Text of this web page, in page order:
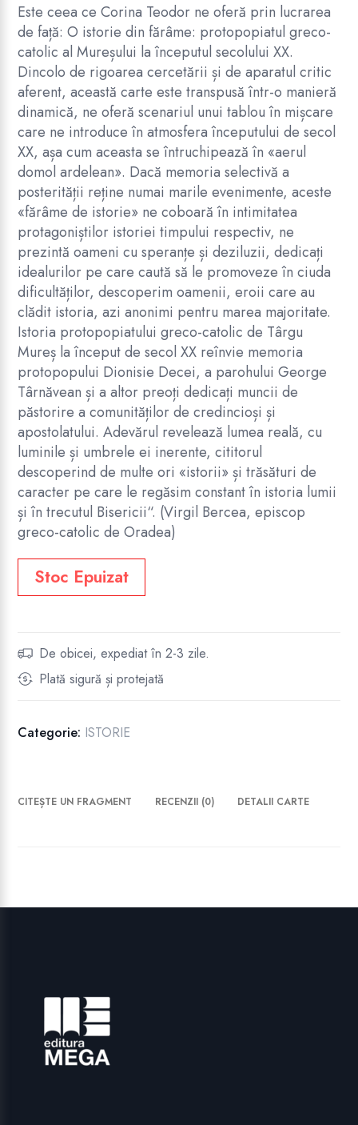
Este ceea ce Corina Teodor ne oferă prin lucrarea
de față: O istorie din fărâme: protopopiatul greco-
catolic al Mureșului la începutul secolului XX.
Dincolo de rigoarea cercetării și de aparatul critic
aferent, această carte este transpusă într-o manieră
dinamică, ne oferă scenariul unui tablou în mișcare
care ne introduce în atmosfera începutului de secol
XX, așa cum aceasta se întruchipează în «aerul
domol ardelean». Dacă memoria selectivă a
posterității reține numai marile evenimente, aceste
«fărâme de istorie» ne coboară în intimitatea
protagoniștilor istoriei timpului respectiv, ne
prezintă oameni cu speranțe și deziluzii, dedicați
idealurilor pe care caută să le promoveze în ciuda
dificultăților, descoperim oamenii, eroii care au
clădit istoria, azi anonimi pentru marea majoritate.
Istoria protopopiatului greco-catolic de Târgu
Mureș la început de secol XX reînvie memoria
protopopului Dionisie Decei, a parohului George
Târnăvean și a altor preoți dedicați muncii de
păstorire a comunităților de credincioși și
apostolatului. Adevărul revelează lumea reală, cu
luminile și umbrele ei inerente, cititorul
descoperind de multe ori «istorii» și trăsături de
caracter pe care le regăsim constant în istoria lumii
și în trecutul Bisericii“. (Virgil Bercea, episcop
greco-catolic de Oradea)
Stoc Epuizat
De obicei, expediat în 2-3 zile.
Plată sigură și protejată
Categorie: ISTORIE
CITEȘTE UN FRAGMENT RECENZII (0) DETALII CARTE